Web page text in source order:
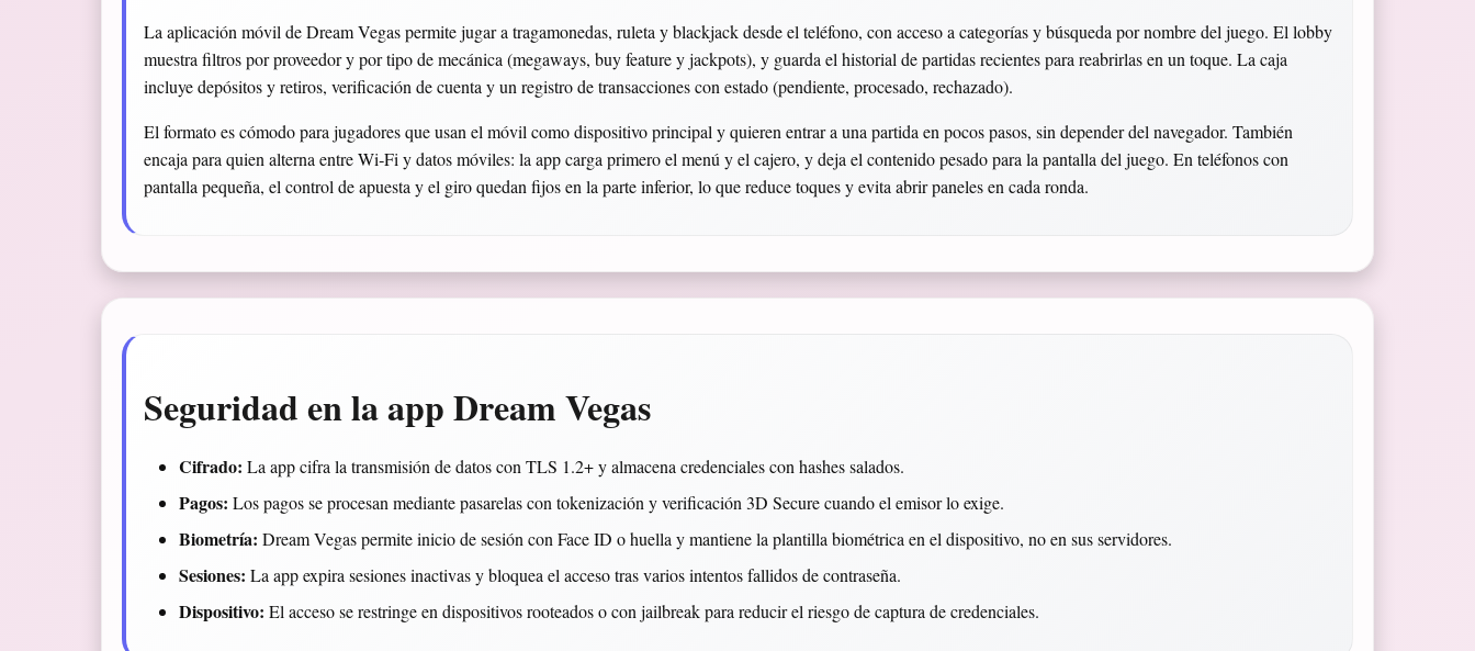
La aplicación móvil de Dream Vegas permite jugar a tragamonedas, ruleta y blackjack desde el teléfono, con acceso a categorías y búsqueda por nombre del juego. El lobby
muestra filtros por proveedor y por tipo de mecánica (megaways, buy feature y jackpots), y guarda el historial de partidas recientes para reabrirlas en un toque. La caja
incluye depósitos y retiros, verificación de cuenta y un registro de transacciones con estado (pendiente, procesado, rechazado).
El formato es cómodo para jugadores que usan el móvil como dispositivo principal y quieren entrar a una partida en pocos pasos, sin depender del navegador. También
encaja para quien alterna entre Wi‑Fi y datos móviles: la app carga primero el menú y el cajero, y deja el contenido pesado para la pantalla del juego. En teléfonos con
pantalla pequeña, el control de apuesta y el giro quedan fijos en la parte inferior, lo que reduce toques y evita abrir paneles en cada ronda.
Seguridad en la app Dream Vegas
Cifrado: La app cifra la transmisión de datos con TLS 1.2+ y almacena credenciales con hashes salados.
Pagos: Los pagos se procesan mediante pasarelas con tokenización y verificación 3D Secure cuando el emisor lo exige.
Biometría: Dream Vegas permite inicio de sesión con Face ID o huella y mantiene la plantilla biométrica en el dispositivo, no en sus servidores.
Sesiones: La app expira sesiones inactivas y bloquea el acceso tras varios intentos fallidos de contraseña.
Dispositivo: El acceso se restringe en dispositivos rooteados o con jailbreak para reducir el riesgo de captura de credenciales.